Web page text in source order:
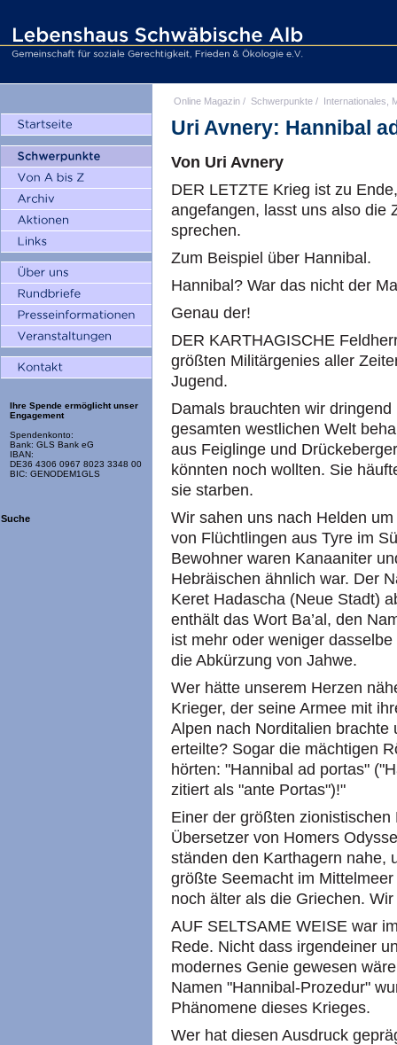
Ihre Spende ermöglicht unser
Engagement
Spendenkonto:
Bank: GLS Bank eG
IBAN:
DE36 4306 0967 8023 3348 00
BIC: GENODEM1GLS
Suche
Online Magazin / Schwerpunkte / Internationales,
Uri Avnery: Hannibal
Von Uri Avnery
DER LETZTE Krieg ist zu
angefangen, lasst uns also die
sprechen.
Zum Beispiel über Hannibal.
Hannibal? War das nicht der
Genau der!
DER KARTHAGISCHE
größten Militärgenies aller
Jugend.
Damals brauchten wir
gesamten westlichen Welt
aus Feiglinge und
könnten noch wollten. Sie
sie starben.
Wir sahen uns nach Helden
von Flüchtlingen aus Tyre im
Bewohner waren Kanaaniter
Hebräischen ähnlich war. Der
Keret Hadascha (Neue Stadt)
enthält das Wort Ba’al, den
ist mehr oder weniger
die Abkürzung von Jahwe.
Wer hätte unserem Herzen
Krieger, der seine Armee mit
Alpen nach Norditalien
erteilte? Sogar die mächtigen
hörten: "Hannibal ad portas"
zitiert als "ante Portas")!"
Einer der größten
Übersetzer von Homers
ständen den Karthagern nahe,
größte Seemacht im
noch älter als die Griechen.
AUF SELTSAME WEISE war
Rede. Nicht dass irgendeiner
modernes Genie gewesen
Namen "Hannibal-Prozedur"
Phänomene dieses Krieges.
Wer hat diesen Ausdruck